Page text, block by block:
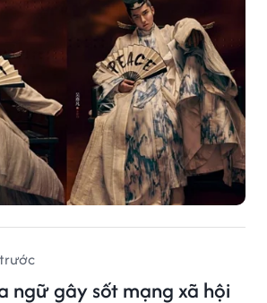
ngữ gây sốt mạng xã hội